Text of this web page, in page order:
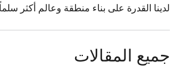
لدينا القدرة على بناء منطقة وعالم أكثر
جميع المقالات